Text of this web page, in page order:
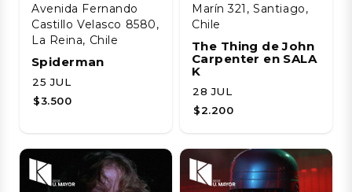
Avenida Fernando
Castillo Velasco 8580,
La Reina, Chile
Spiderman
25 JUL
$3.500
Marín 321, Santiago,
Chile
The Thing de John
Carpenter en SALA
K
28 JUL
$2.200